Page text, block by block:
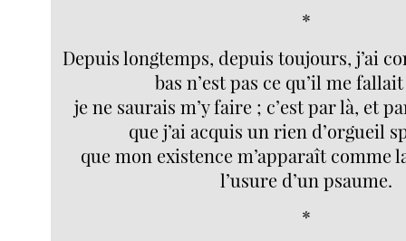
*
Depuis longtemps, depuis toujours, j’ai
bas n’est pas ce qu’il me
je ne saurais m’y faire ; c’est par là, et
que j’ai acquis un rien d’orgueil
que mon existence m’apparaît comme
l’usure d’un psaume.
*